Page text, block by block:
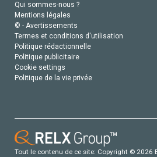
Qui sommes-nous ?
Mentions légales
© - Avertissements
Termes et conditions d'utilisation
Politique rédactionnelle
Politique publicitaire
Cookie settings
Politique de la vie privée
Tout le contenu de ce site: Copyright © 2026